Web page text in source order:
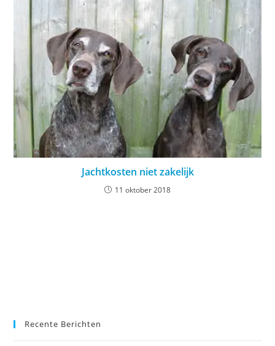
Jachtkosten niet zakelijk
11 oktober 2018
Recente Berichten